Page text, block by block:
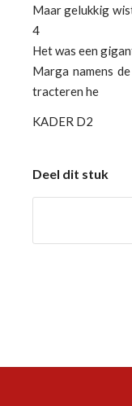
Maar gelukkig
4
Het was een
Marga namens
tracteren he
KADER D2
Deel dit stuk